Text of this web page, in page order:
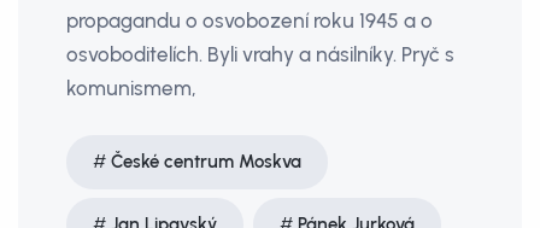
propagandu o osvobození roku 1945 a o
osvoboditelích. Byli vrahy a násilníky. Pryč s
komunismem,
České centrum Moskva